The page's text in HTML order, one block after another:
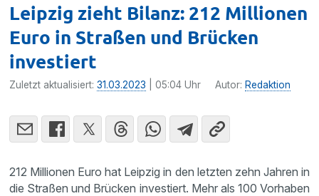
Leipzig zieht Bilanz: 212 Millionen
Euro in Straßen und Brücken
investiert
Zuletzt aktualisiert:31.03.2023 | 05:04 Uhr Autor: Redaktion
212 Millionen Euro hat Leipzig in den letzten zehn Jahren in
die Straßen und Brücken investiert. Mehr als 100 Vorhaben